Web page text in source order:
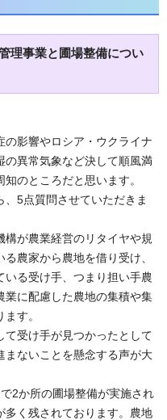
理事業と圃場整備につい
の影響やロシア・ウクライナ
の異常気象など決して順風満
のところだと思います。
5点質問させていただきま
が農業経営のリタイヤや規
農家から農地を借り受け、
いる受け手、つまり担い手農
業に配慮した農地の集積や集
す。
て受け手が見つかったとして
まないことを懸念する声が大
2か所の圃場整備が実施され
多く残されております。農地